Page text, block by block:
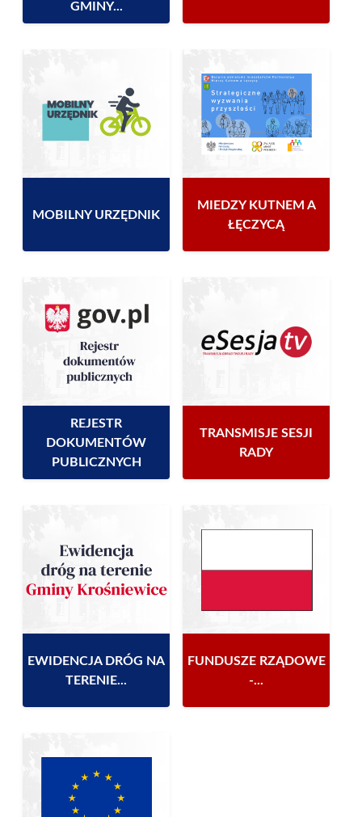
GMINY...
MOBILNY URZĘDNIK
MIEDZY KUTNEM A
ŁĘCZYCĄ
REJESTR
DOKUMENTÓW
PUBLICZNYCH
TRANSMISJE SESJI
RADY
EWIDENCJA DRÓG NA
TERENIE...
FUNDUSZE RZĄDOWE
-...